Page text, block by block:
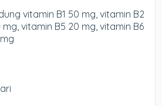
vitamin B1 50 mg, vitamin B2
vitamin B5 20 mg, vitamin B6